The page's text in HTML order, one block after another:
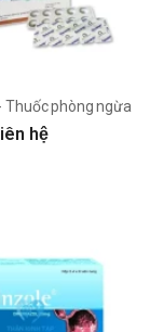
Thuốc phòng ngừa
hệ